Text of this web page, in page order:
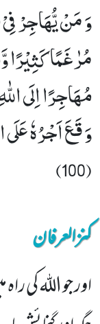
وَ مَنْ یُّهَاجِرْ
مُرٰغَمًا
مُهَاجِرًا اِلَى
وَ قَعَ اَجْرُهٗ عَلَى
(100)
کنزالعرفان
اور جو اللہ کی